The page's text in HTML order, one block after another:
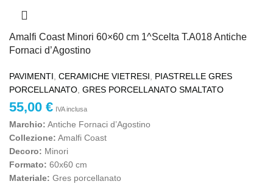
Amalfi Coast Minori 60×60 cm 1^Scelta T.A018 Antiche
Fornaci d’Agostino
PAVIMENTI CERAMICHE VIETRESI
PIASTRELLE GRES
PORCELLANATO GRES PORCELLANATO SMALTATO
55,00 € IVA inclusa
Marchio: Antiche Fornaci d’Agostino
Collezione: Amalfi Coast
Decoro: Minori
Formato: 60x60 cm
Materiale: Gres porcellanato